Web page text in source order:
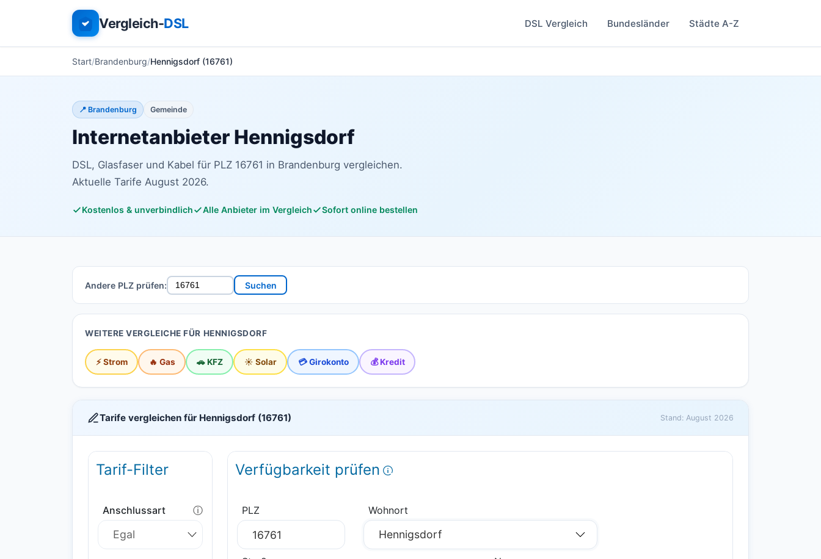
Vergleich-DSL DSL Vergleich Bundesländer Städte A-Z
Start Brandenburg Hennigsdorf (16761)
📍 Brandenburg Gemeinde
Internetanbieter Hennigsdorf
DSL, Glasfaser und Kabel für PLZ 16761 in Brandenburg vergleichen.
Aktuelle Tarife August 2026.
Kostenlos & unverbindlich Alle Anbieter im Vergleich Sofort online bestellen
Andere PLZ prüfen: Suchen
WEITERE VERGLEICHE FÜR HENNIGSDORF
⚡ Strom 🔥 Gas 🚗 KFZ ☀️ Solar 💳 Girokonto 💰 Kredit
Tarife vergleichen für Hennigsdorf (16761) Stand: August 2026